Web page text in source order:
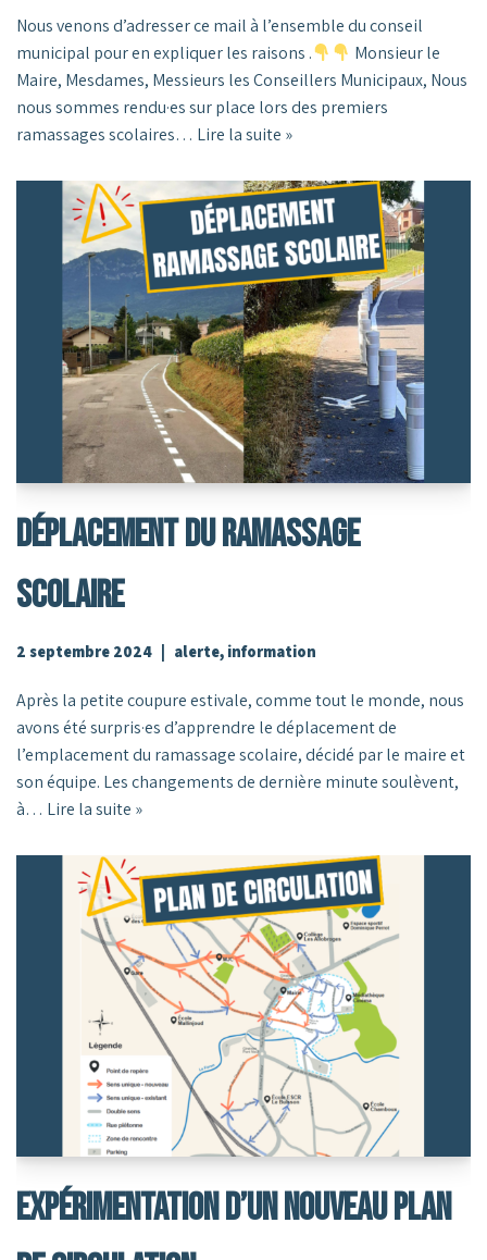
Nous venons d’adresser ce mail à l’ensemble du conseil
municipal pour en expliquer les raisons .
Monsieur le
Maire, Mesdames, Messieurs les Conseillers Municipaux, Nous
nous sommes rendu·es sur place lors des premiers
ramassages scolaires… Lire la suite »
Déplacement Du Ramassage
Scolaire
2 septembre 2024 alerte, information
Après la petite coupure estivale, comme tout le monde, nous
avons été surpris·es d’apprendre le déplacement de
l’emplacement du ramassage scolaire, décidé par le maire et
son équipe. Les changements de dernière minute soulèvent,
à… Lire la suite »
Expérimentation D’un Nouveau Plan